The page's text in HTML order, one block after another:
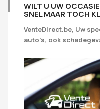
WILT U UW
SNEL MAAR TOCH
VenteDirect.be, Uw
auto’s, ook